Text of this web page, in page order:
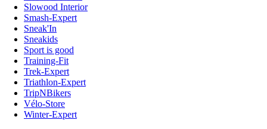
Slowood Interior
Smash-Expert
Sneak'In
Sneakids
Sport is good
Training-Fit
Trek-Expert
Triathlon-Expert
TripNBikers
Vélo-Store
Winter-Expert